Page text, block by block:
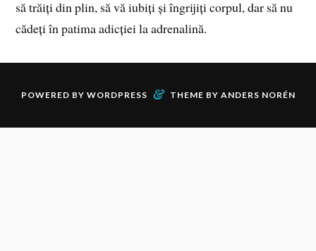
să trăiți din plin, să vă iubiți și îngrijiți corpul, dar să nu
cădeți în patima adicției la adrenalină.
POWERED BY WORDPRESS & THEME BY ANDERS NORÉN